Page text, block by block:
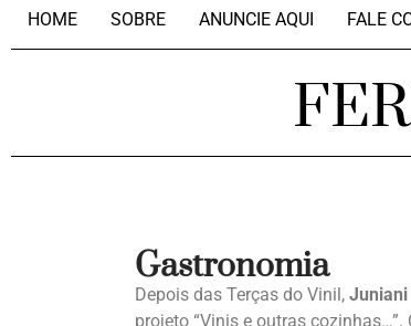
HOME SOBRE ANUNCIE AQUI FALE
Gastronomia
Depois das Terças do Vinil,
projeto “Vinis e outras